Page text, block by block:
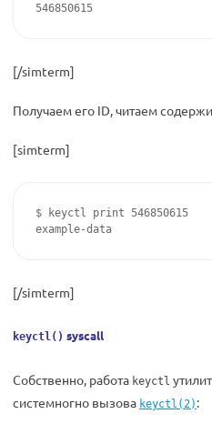
546850615
[/simterm]
Получаем его ID, читаем
[simterm]
$ keyctl print 546850615
example-data
[/simterm]
keyctl() syscall
Собственно, работа keyctl
системногно вызова keyctl(2) :